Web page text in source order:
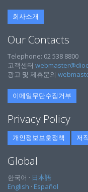
회사소개
Our Contacts
Telephone: 02 538 8800
고객센터
광고 및 제휴문의
이메일무단수집거부
Privacy Policy
개인정보보호정책 저
Global
한국어 · 日本語
English · Español